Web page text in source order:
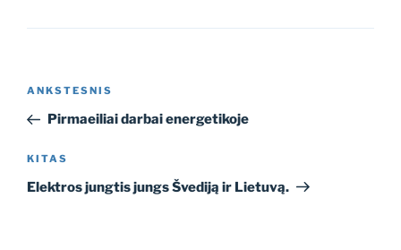
Navigacija
įrašų
Ankstesnis
įrašas
ANKSTESNIS
Pirmaeiliai darbai energetikoje
Kitas
įrašas
KITAS
Elektros jungtis jungs Švediją ir Lietuvą.